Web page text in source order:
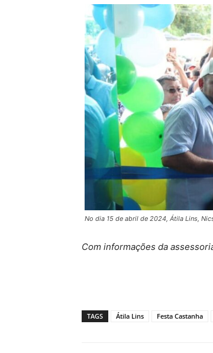
No dia 15 de abril de 2024, Átila Lins,
Com informações da
TAGS Átila Lins Festa Castanha